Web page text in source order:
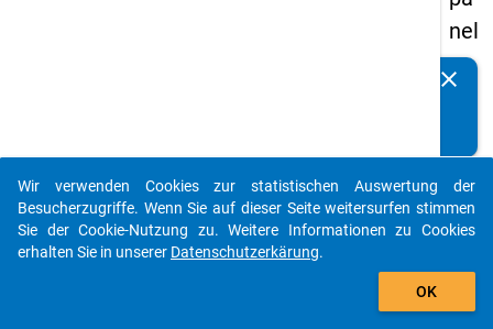
nel
s
-
zw
eit
clear
auto_stories
add_shopping_cart
Wir verwenden Cookies zur statistischen Auswertung der
Besucherzugriffe. Wenn Sie auf dieser Seite weitersurfen stimmen
Sie der Cookie-Nutzung zu. Weitere Informationen zu Cookies
erhalten Sie in unserer Datenschutzerkärung.
OK